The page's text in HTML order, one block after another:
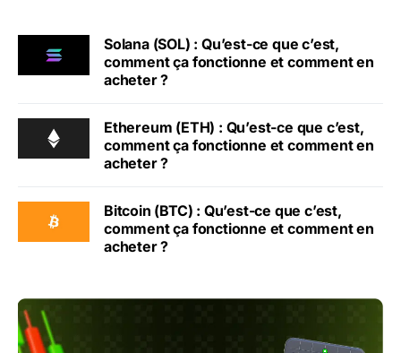
Solana (SOL) : Qu’est-ce que c’est,
comment ça fonctionne et comment en
acheter ?
Ethereum (ETH) : Qu’est-ce que c’est,
comment ça fonctionne et comment en
acheter ?
Bitcoin (BTC) : Qu’est-ce que c’est,
comment ça fonctionne et comment en
acheter ?